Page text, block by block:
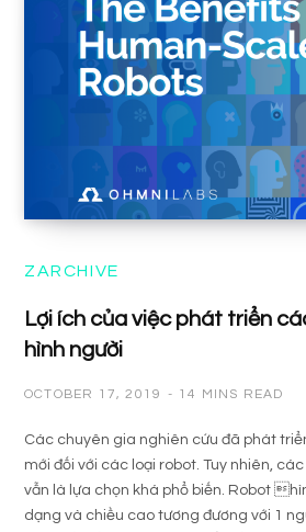
ZARCHIVE
Lợi ích của việc phát triển
hình người
OCTOBER 17, 2019 14 MINS READ
Các chuyên gia nghiên cứu đã phát
mới đối với các loại robot. Tuy nhiên,
vẫn là lựa chọn khá phổ biến. Robot
dạng và chiều cao tương đương với 1